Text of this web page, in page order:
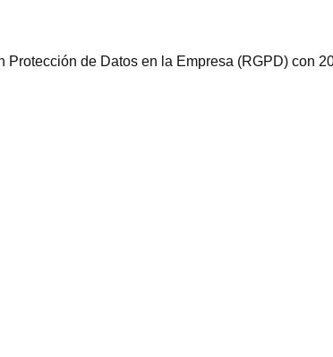
Protección de Datos en la Empresa (RGPD) con